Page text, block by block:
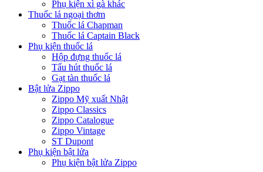
Phụ kiện xì gà khác
Thuốc lá ngoại thơm
Thuốc lá Chapman
Thuốc lá Captain Black
Phụ kiện thuốc lá
Hộp đựng thuốc lá
Tẩu hút thuốc lá
Gạt tàn thuốc lá
Bật lửa Zippo
Zippo Mỹ xuất Nhật
Zippo Classics
Zippo Catalogue
Zippo Vintage
ST Dupont
Phụ kiện bật lửa
Phụ kiện bật lửa Zippo